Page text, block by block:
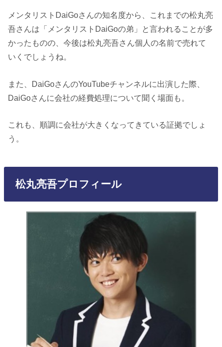
メンタリストDaiGoさんの知名度から、これまでの松丸亮
吾さんは「メンタリストDaiGoの弟」と言われることが多
かったものの、今後は松丸亮吾さん個人の名前で売れて
いくでしょうね。
また、DaiGoさんのYouTubeチャンネルに出演した際、
DaiGoさんに会社の経費処理について聞く場面も。
これも、順調に会社が大きくなってきている証拠でしょ
う。
松丸亮吾プロフィール